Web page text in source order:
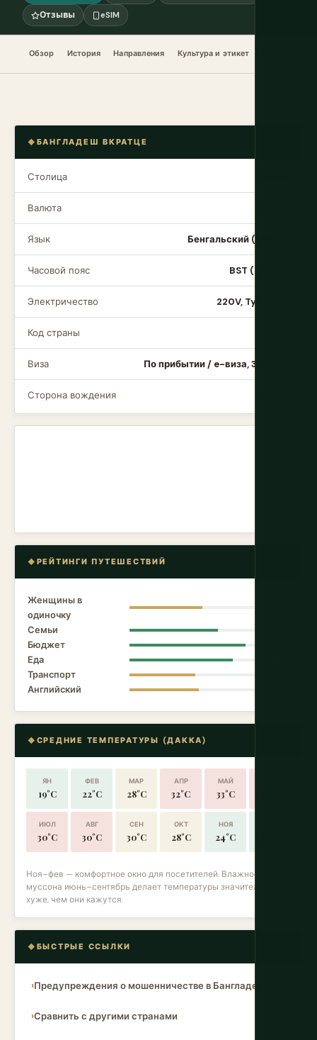
Отзывы
eSIM
Обзор История Направления Культура и этикет
БАНГЛАДЕШ ВКРАТЦЕ
Столица
Валюта
Язык Бенгальский (Бангla)
Часовой пояс BST (UTC+6)
Электричество 220V, Type C/G
Код страны
Виза По прибытии / e-виза, 30 дней
Сторона вождения
РЕЙТИНГИ ПУТЕШЕСТВИЙ
Женщины в
одиночку
Семьи
Бюджет
Еда
Транспорт
Английский
СРЕДНИЕ ТЕМПЕРАТУРЫ (ДАККА)
ЯН
19°C
ФЕВ
22°C
МАР
28°C
АПР
32°C
МАЙ
33°C
ИЮЛ
30°C
АВГ
30°C
СЕН
30°C
ОКТ
28°C
НОЯ
24°C
Ноя–фев — комфортное окно для посетителей. Влажность
муссона июнь–сентябрь делает температуры значительно
хуже, чем они кажутся.
БЫСТРЫЕ ССЫЛКИ
Предупреждения о мошенничестве в Бангладеш
Сравнить с другими странами